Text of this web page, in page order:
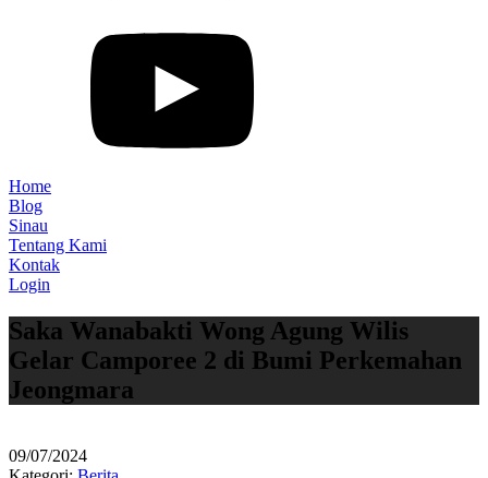
Home
Blog
Sinau
Tentang Kami
Kontak
Login
Saka Wanabakti Wong Agung Wilis
Gelar Camporee 2 di Bumi Perkemahan
Jeongmara
09/07/2024